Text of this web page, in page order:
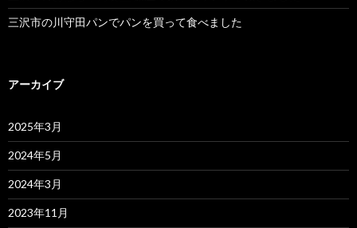
三沢市の川守田パンでパンを買って食べました
アーカイブ
2025年3月
2024年5月
2024年3月
2023年11月